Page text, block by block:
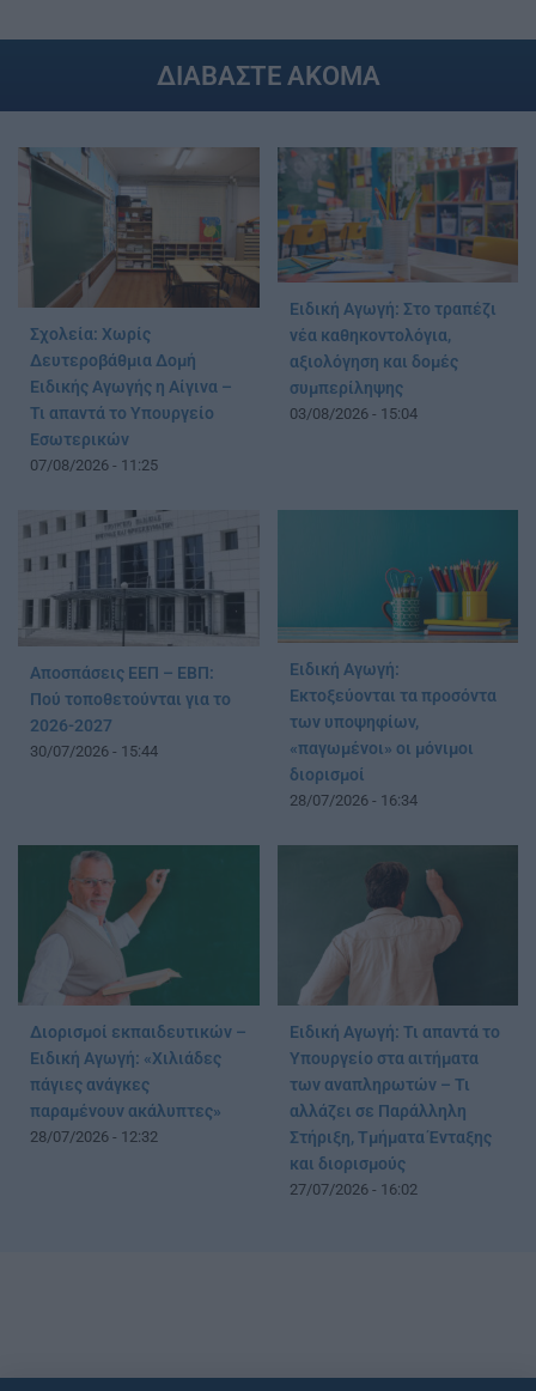
ΔΙΑΒΑΣΤΕ ΑΚΟΜΑ
Σχολεία: Χωρίς
Δευτεροβάθμια Δομή
Ειδικής Αγωγής η Αίγινα –
Τι απαντά το Υπουργείο
Εσωτερικών
07/08/2026 - 11:25
Ειδική Αγωγή: Στο τραπέζι
νέα καθηκοντολόγια,
αξιολόγηση και δομές
συμπερίληψης
03/08/2026 - 15:04
Αποσπάσεις ΕΕΠ – ΕΒΠ:
Πού τοποθετούνται για το
2026-2027
30/07/2026 - 15:44
Ειδική Αγωγή:
Εκτοξεύονται τα προσόντα
των υποψηφίων,
«παγωμένοι» οι μόνιμοι
διορισμοί
28/07/2026 - 16:34
Διορισμοί εκπαιδευτικών –
Ειδική Αγωγή: «Χιλιάδες
πάγιες ανάγκες
παραμένουν ακάλυπτες»
28/07/2026 - 12:32
Ειδική Αγωγή: Τι απαντά το
Υπουργείο στα αιτήματα
των αναπληρωτών – Τι
αλλάζει σε Παράλληλη
Στήριξη, Τμήματα Ένταξης
και διορισμούς
27/07/2026 - 16:02